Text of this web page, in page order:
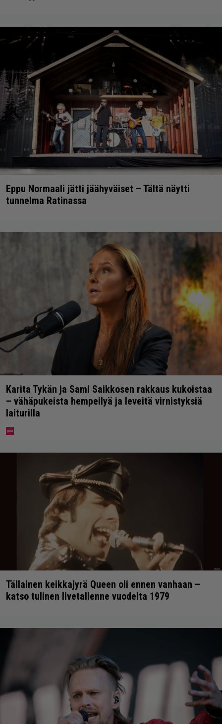
Eppu Normaali jätti jäähyväiset – Tältä näytti
tunnelma Ratinassa
Karita Tykän ja Sami Saikkosen rakkaus kukoistaa
– vähäpukeista hempeilyä ja leveitä virnistyksiä
laiturilla
Tällainen keikkajyrä Queen oli ennen vanhaan –
katso tulinen livetallenne vuodelta 1979